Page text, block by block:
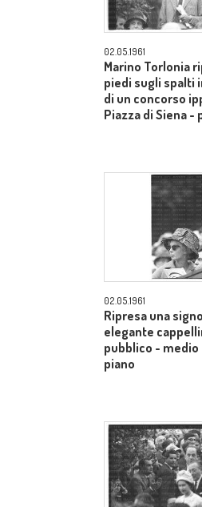
02.05.1961
Marino Torlonia
piedi sugli spalti
di un concorso
Piazza di Siena -
02.05.1961
Ripresa una
elegante
pubblico - medio
piano